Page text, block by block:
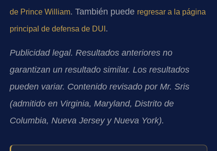
de Prince William. También puede regresar a la página
principal de defensa de DUI .
Publicidad legal. Resultados anteriores no
garantizan un resultado similar. Los resultados
pueden variar. Contenido revisado por Mr. Sris
(admitido en Virginia, Maryland, Distrito de
Columbia, Nueva Jersey y Nueva York).